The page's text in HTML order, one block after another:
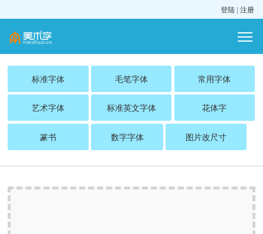
登陆 | 注册
标准字体 毛笔字体 常用字体
艺术字体 标准英文字体 花体字
篆书 数字字体 图片改尺寸